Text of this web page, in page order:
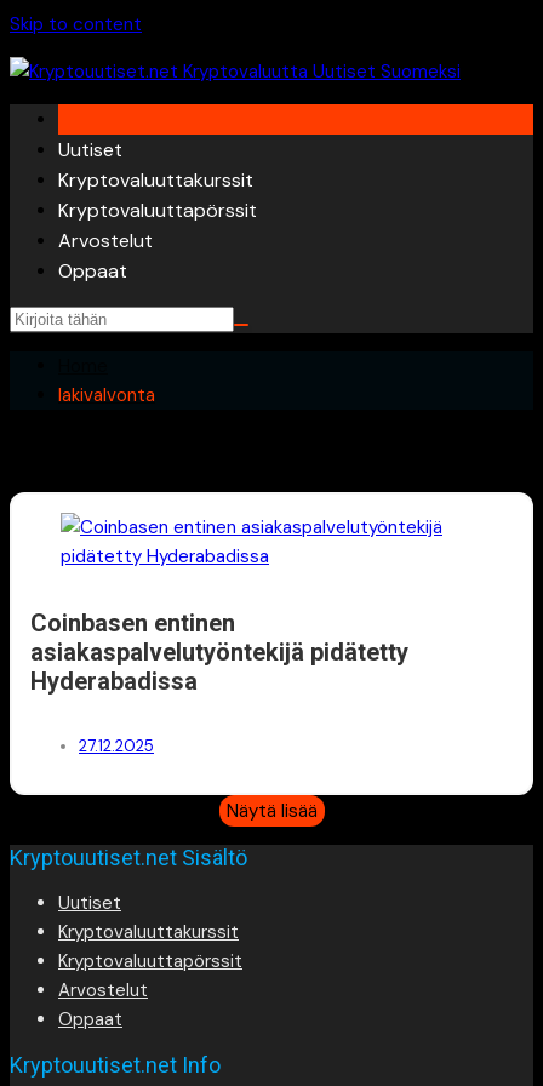
Skip to content
Uutiset
Kryptovaluuttakurssit
Kryptovaluuttapörssit
Arvostelut
Oppaat
lakivalvonta
Coinbasen entinen
asiakaspalvelutyöntekijä pidätetty
Hyderabadissa
27.12.2025
Näytä lisää
Kryptouutiset.net Sisältö
Uutiset
Kryptovaluuttakurssit
Kryptovaluuttapörssit
Arvostelut
Oppaat
Kryptouutiset.net Info